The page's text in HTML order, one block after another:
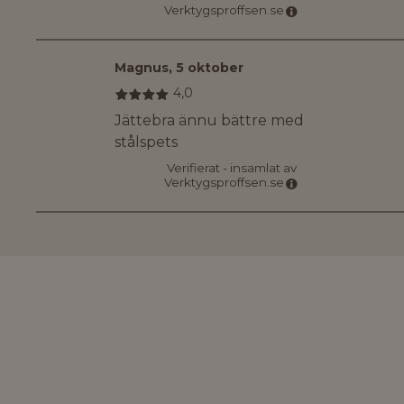
Verktygsproffsen.se
Magnus,5 oktober
4,0
Jättebra ännu bättre med
stålspets
Verifierat - insamlat av
Verktygsproffsen.se